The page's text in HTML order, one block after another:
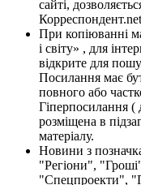
сайті,
При копіюванні
і світу» , для
відкрите для
Посилання має
повного або
Гіперпосилання (
розміщена в
матеріалу.
Новини з
"Регіони",
"Спецпроекти",